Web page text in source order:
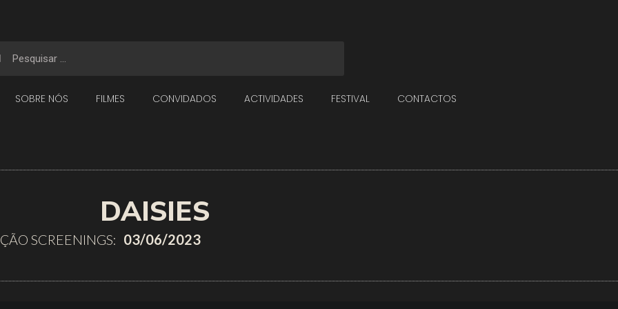
SOBRE NÓS FILMES CONVIDADOS ACTIVIDADES FESTIVAL CONTACTOS
DAISIES
SCREENINGS: 03/06/2023